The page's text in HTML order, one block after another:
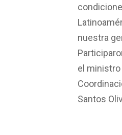
nuestra
el ministro
Santos